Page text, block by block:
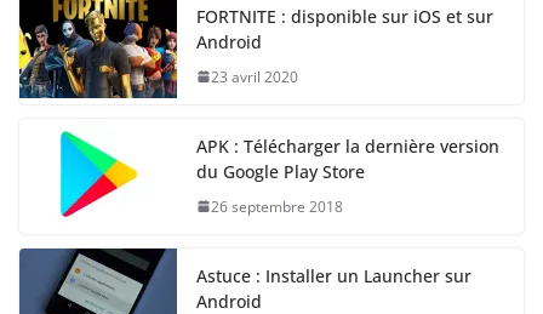
FORTNITE : disponible sur iOS et sur
Android
23 avril 2020
APK : Télécharger la dernière version
du Google Play Store
26 septembre 2018
Astuce : Installer un Launcher sur
Android